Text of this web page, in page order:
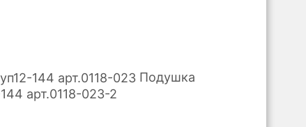
Подушка
арт.0118-023-2